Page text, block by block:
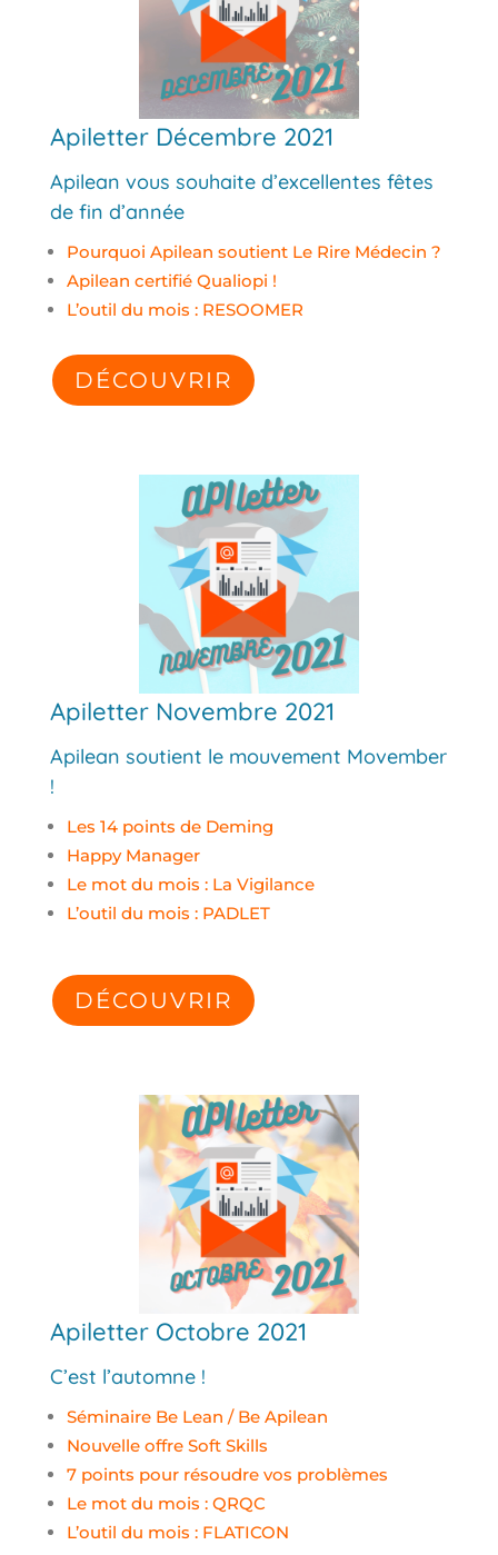
Apiletter Décembre 2021
Apilean vous souhaite d’excellentes fêtes
de fin d’année
Pourquoi Apilean soutient Le Rire Médecin ?
Apilean certifié Qualiopi !
L’outil du mois : RESOOMER
DÉCOUVRIR
Apiletter Novembre 2021
Apilean soutient le mouvement Movember
!
Les 14 points de Deming
Happy Manager
Le mot du mois : La Vigilance
L’outil du mois : PADLET
DÉCOUVRIR
Apiletter Octobre 2021
C’est l’automne !
Séminaire Be Lean / Be Apilean
Nouvelle offre Soft Skills
7 points pour résoudre vos problèmes
Le mot du mois : QRQC
L’outil du mois : FLATICON